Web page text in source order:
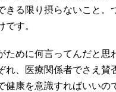
きる限り摂らないこと。
す。
ために何言ってんだと思
れ、医療関係者でさえ賛
康を意識すればいいの